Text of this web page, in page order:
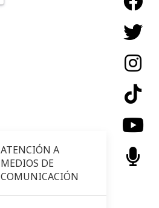
ATENCIÓN A
MEDIOS DE
COMUNICACIÓN